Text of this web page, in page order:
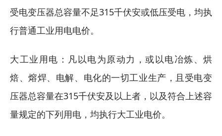
受电变压器总容量不足315千伏安或低压受电，均执
行普通工业用电电价。
大工业用电：凡以电为原动力，或以电冶炼、烘
焙、熔焊、电解、电化的一切工业生产，且受电变
压器总容量在315千伏安及以上者，以及符合上述容
量规定的下列用电，均执行大工业电价。